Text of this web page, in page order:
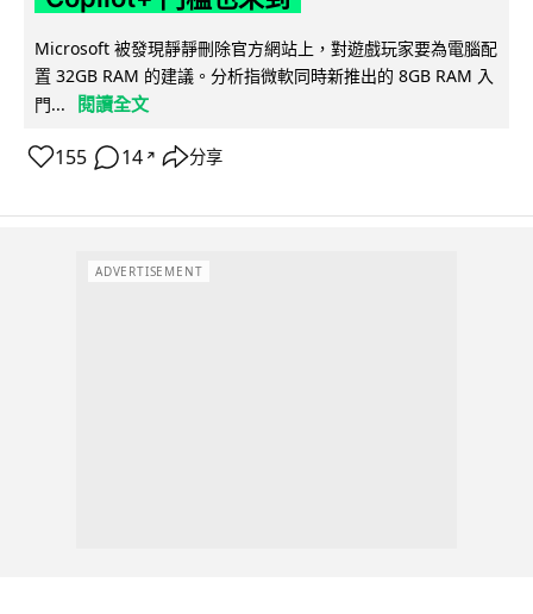
Microsoft 被發現靜靜刪除官方網站上，對遊戲玩家要為電腦配
置 32GB RAM 的建議。分析指微軟同時新推出的 8GB RAM 入
門...
閱讀全文
155 14 ↗ 分享
ADVERTISEMENT